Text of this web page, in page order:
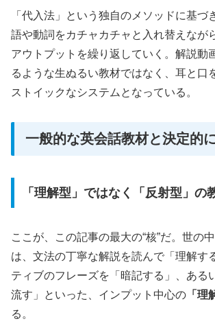
「代入法」という独自のメソッドに基づ
語や動詞をカチャカチャと入れ替えなが
アウトプットを繰り返していく。解説動
るような生ぬるい教材ではなく、耳と口
ストイックなシステムとなっている。
一般的な英会話教材と決定的
「理解型」ではなく「反射型」の
ここが、この記事の最大の“核”だ。世の
は、文法の丁寧な解説を読んで「理解す
ティブのフレーズを「暗記する」、ある
流す」といった、インプット中心の 「理
る。